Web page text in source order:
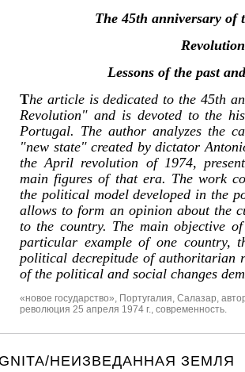
The 45th anniversary of
Revolution” in
Lessons of the past
The article is dedicated to the 45th
Revolution" and is devoted to the
Portugal. The author analyzes the
"new state" created by dictator
the April revolution of 1974,
main figures of that era. The work
the political model developed in the
allows to form an opinion about the
to the country. The main objective
particular example of one country,
political decrepitude of authoritarian
of the political and social changes
«новое государство» Португалия Салазар
революция 25 апреля 1974 г. современность.
НЕИЗВЕДАННАЯ ЗЕМЛЯ